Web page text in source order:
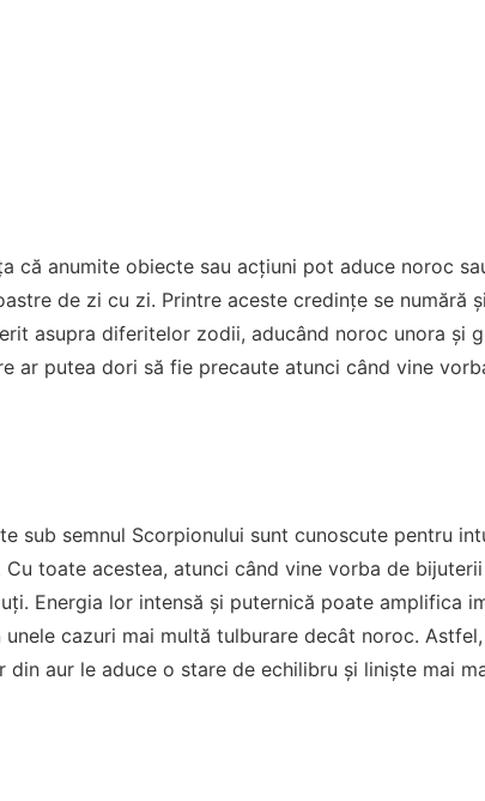
că anumite obiecte sau acțiuni pot aduce noroc
de zi cu zi. Printre aceste credințe se numără
asupra diferitelor zodii, aducând noroc unora și
ar putea dori să fie precaute atunci când vine
sub semnul Scorpionului sunt cunoscute pentru
toate acestea, atunci când vine vorba de bijuterii
Energia lor intensă și puternică poate amplifica
cazuri mai multă tulburare decât noroc.
aur le aduce o stare de echilibru și liniște mai